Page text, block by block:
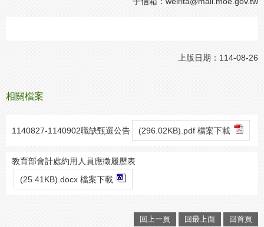
上版日期：114-08-26
相關檔案
1140827-1140902職缺甄選公告 (296.02KB).pdf 檔案下載
教育部會計處約用人員應徵履歷表
(25.41KB).docx 檔案下載
回上一頁 回最上面 回首頁